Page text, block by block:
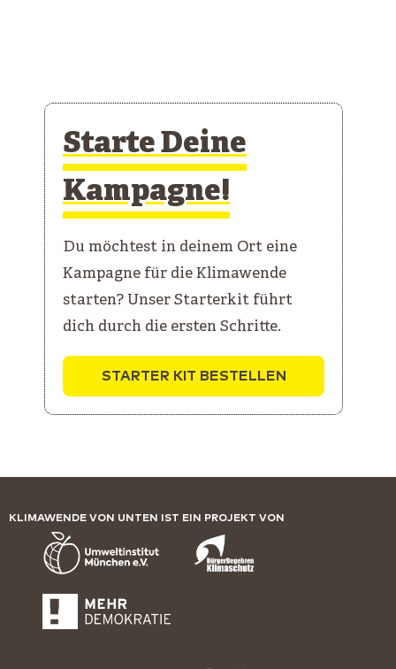
Starte Deine
Kampagne!
Du möchtest in deinem Ort eine
Kampagne für die Klimawende
starten? Unser Starterkit führt
dich durch die ersten Schritte.
STARTER KIT BESTELLEN
KLIMAWENDE VON UNTEN IST EIN PROJEKT VON